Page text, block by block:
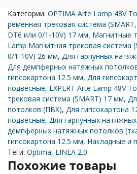
Категории: OPTIMA Arte Lamp 48V
ременная трековая система
DT6 или 0/1-10V) 17 мм, Магнитные
Lamp Магнитная трековая система
0/1-10V) 26 мм, Для гарпунных
Для демпферных натяжных
гипсокартона 12.5 мм, Для
подвесные, EXPERT Arte Lamp 48V
трековая система (SMART) 17 мм,
потолков (ПВХ), Для гипсокартона
подвесные, Для гарпунных
демпферных натяжных потолков
гипсокартона 12.5 мм, Накладные и
Теги: Optima, LINEA 2.0
Похожие товары